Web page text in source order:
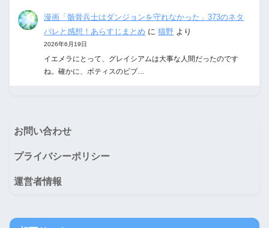
漫画「骸骨兵士はダンジョンを守れなかった」373のネタ
バレと感想！あらすじまとめ に猫野 より
2026年6月19日
イエメラにとって、グレイシアムは大事な人間だったのです
ね。確かに、ボティスのビブ…
お問い合わせ
プライバシーポリシー
運営者情報